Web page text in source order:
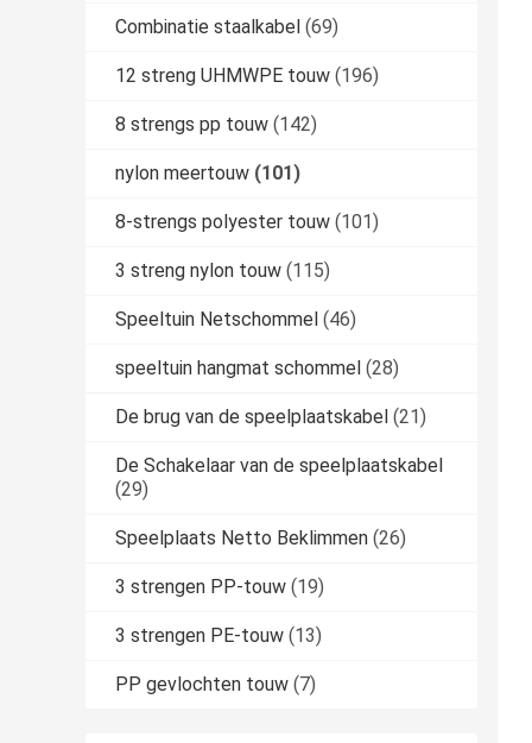
Combinatie staalkabel (69)
12 streng UHMWPE touw (196)
8 strengs pp touw (142)
nylon meertouw (101)
8-strengs polyester touw (101)
3 streng nylon touw (115)
Speeltuin Netschommel (46)
speeltuin hangmat schommel (28)
De brug van de speelplaatskabel (21)
De Schakelaar van de speelplaatskabel
(29)
Speelplaats Netto Beklimmen (26)
3 strengen PP-touw (19)
3 strengen PE-touw (13)
PP gevlochten touw (7)